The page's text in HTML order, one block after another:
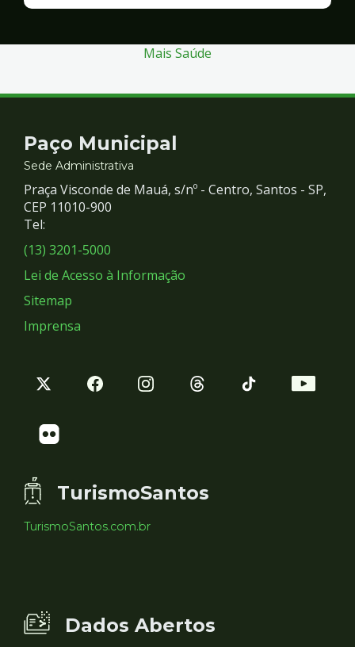
Mais Saúde
Contato
e
Redes
Sociais
Paço Municipal
Sede Administrativa
Praça Visconde de Mauá, s/nº - Centro, Santos - SP,
CEP 11010-900
Tel:
(13) 3201-5000
Lei de Acesso à Informação
Sitemap
Imprensa
TurismoSantos
TurismoSantos.com.br
Dados Abertos